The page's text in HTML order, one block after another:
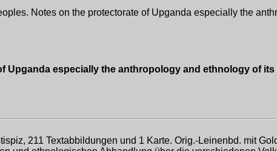
Notes on the protectorate of Upganda especially the
Upganda especially the anthropology and ethnology of
211 Textabbildungen und 1 Karte. Orig.-Leinenbd. mit